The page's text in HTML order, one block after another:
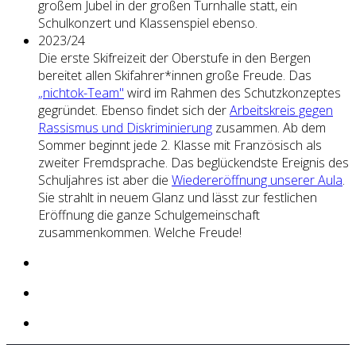
großem Jubel in der großen Turnhalle statt, ein
Schulkonzert und Klassenspiel ebenso.
2023/24
Die erste Skifreizeit der Oberstufe in den Bergen
bereitet allen Skifahrer*innen große Freude. Das
„nichtok-Team" wird im Rahmen des Schutzkonzeptes
gegründet. Ebenso findet sich derArbeitskreis gegen
Rassismus und Diskriminierung zusammen. Ab dem
Sommer beginnt jede 2. Klasse mit Französisch als
zweiter Fremdsprache. Das beglückendste Ereignis des
Schuljahres ist aber die Wiedereröffnung unserer Aula.
Sie strahlt in neuem Glanz und lässt zur festlichen
Eröffnung die ganze Schulgemeinschaft
zusammenkommen. Welche Freude!